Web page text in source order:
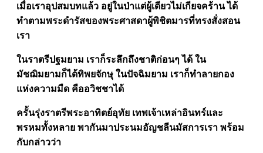
เมื่อเราอุปสมบทแล้ว อยู่ในป่าแต่ผู้เดียวไม่เกียจคร้าน ได้
ทำตามพระดำรัสของพระศาสดาผู้พิชิตมารที่ทรงสั่งสอน
เรา
ในราตรีปฐมยาม เราก็ระลึกถึงชาติก่อนๆ ได้ ใน
มัชฌิมยามก็ได้ทิพยจักษุ ในปัจฉิมยาม เราก็ทำลายกอง
แห่งความมืด คืออวิชชาได้
ครั้นรุ่งราตรีพระอาทิตย์อุทัย เทพเจ้าเหล่าอินทร์และ
พรหมทั้งหลาย พากันมาประนมอัญชลีนมัสการเรา พร้อม
กับกล่าวว่า